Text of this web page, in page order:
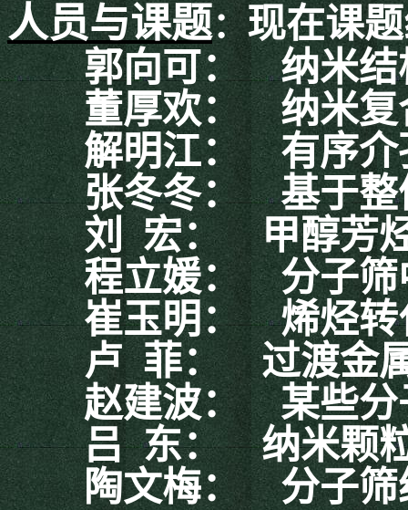
人员与课题：现在课
郭向可：
纳米
董厚欢：
纳米
解明江：
有序
张冬冬：
基于
刘
宏：
甲醇芳
程立媛：
分子
崔玉明：
烯烃
卢 菲：
过渡金
赵建波：
某些
吕 东：
纳米颗
陶文梅：
分子